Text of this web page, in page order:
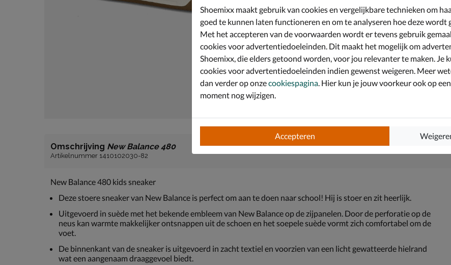
Omschrijving New Balance 480
Artikelnummer 1410102030-82
New Balance 480 kids sneaker
Deze stoere sneaker van New Balance is perfect om aan te doen naar school! Hij is stoer en zit heerlijk.
Uitgevoerd in suède met het bekende embleem van New Balance op de zijpanelen. Door de perforatie op de
neus kan warmte makkelijker ontsnappen uit de schoen en het soepele suède vormt zich comfortabel om de
voet.
De binnenkant van de sneaker is uitgevoerd in zacht textiel en voorzien van een licht gewatteerde hielrand
wat een aangenaam draaggevoel biedt.
Shoemixx maakt gebruik van cookies en vergelijkbare technieken om
goed te kunnen laten functioneren en om te analyseren hoe deze wordt
Met het accepteren van de voorwaarden wordt er tevens gebruik
cookies voor advertentiedoeleinden. Dit maakt het mogelijk om
Shoemixx, die elders getoond worden, voor jou relevanter te maken. Je
cookies voor advertentiedoeleinden indien gewenst weigeren. Meer
dan verder op onzecookiespagina. Hier kun je jouw voorkeur ook op
moment nog wijzigen.
Accepteren